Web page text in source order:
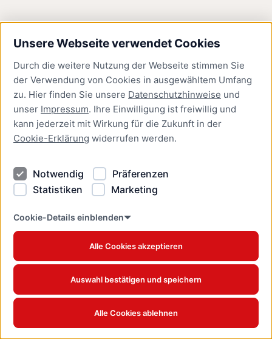
Unsere Webseite verwendet Cookies
Durch die weitere Nutzung der Webseite stimmen Sie
der Verwendung von Cookies in ausgewähltem Umfang
zu. Hier finden Sie unsere Datenschutzhinweise und
unser Impressum. Ihre Einwilligung ist freiwillig und
kann jederzeit mit Wirkung für die Zukunft in der
Cookie-Erklärung widerrufen werden.
Notwendig
Präferenzen
Statistiken
Marketing
Cookie-Details einblenden
Alle Cookies akzeptieren
Auswahl bestätigen und speichern
Alle Cookies ablehnen
Gewerbe weiterhin
erreichbar
Alle Geschäfte, Restaurants und Einrichtungen
bleiben
zugänglich Die Beckergrube bietet
Lübeck
Freitag, 18.10.2024
umgestaltet Seit dem 15. Oktober 2024 ist die